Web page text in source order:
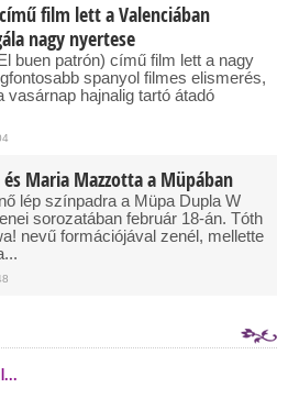
film lett a Valenciában
nagy nyertese
buen patrón) című film lett a nagy
spanyol filmes elismerés,
vasárnap hajnalig tartó átadó
Maria Mazzotta a Müpában
lép színpadra a Müpa Dupla W
sorozatában február 18-án. Tóth
nevű formációjával zenél, mellette